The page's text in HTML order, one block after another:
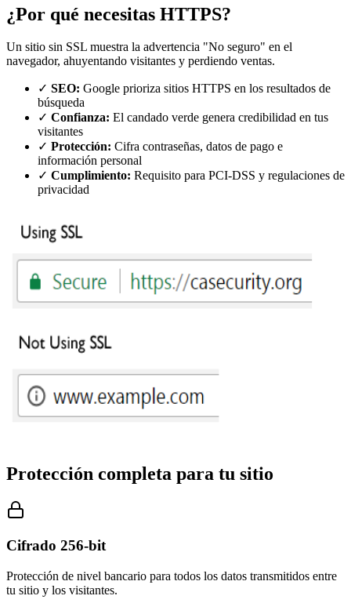
¿Por qué necesitas HTTPS?
Un sitio sin SSL muestra la advertencia "No seguro" en el
navegador, ahuyentando visitantes y perdiendo ventas.
✓ SEO: Google prioriza sitios HTTPS en los resultados de
búsqueda
✓ Confianza: El candado verde genera credibilidad en tus
visitantes
✓ Protección: Cifra contraseñas, datos de pago e
información personal
✓ Cumplimiento: Requisito para PCI-DSS y regulaciones de
privacidad
Protección completa para tu sitio
Cifrado 256-bit
Protección de nivel bancario para todos los datos transmitidos entre
tu sitio y los visitantes.